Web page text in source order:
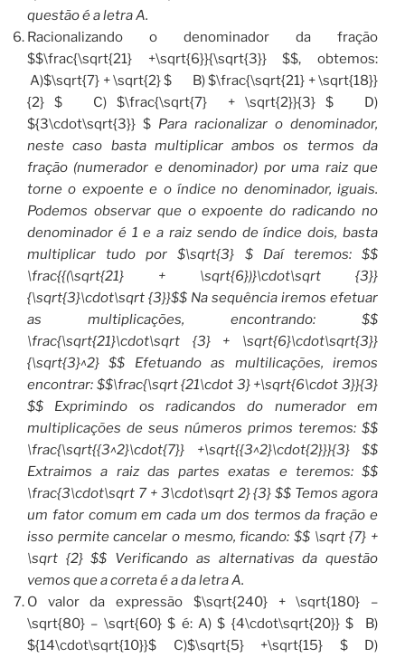
questão é a letra A.
Racionalizando o denominador da fração
$$\frac{\sqrt{21} +\sqrt{6}}{\sqrt{3}} $$, obtemos:
A)$\sqrt{7} + \sqrt{2} $ B) $\frac{\sqrt{21} + \sqrt{18}}
{2} $ C) $\frac{\sqrt{7} + \sqrt{2}}{3} $ D)
${3\cdot\sqrt{3}} $ Para racionalizar o denominador,
neste caso basta multiplicar ambos os termos da
fração (numerador e denominador) por uma raiz que
torne o expoente e o índice no denominador, iguais.
Podemos observar que o expoente do radicando no
denominador é 1 e a raiz sendo de índice dois, basta
multiplicar tudo por $\sqrt{3} $ Daí teremos: $$
\frac{{(\sqrt{21} + \sqrt{6})}\cdot\sqrt {3}}
{\sqrt{3}\cdot\sqrt {3}}$$ Na sequência iremos efetuar
as multiplicações, encontrando: $$
\frac{\sqrt{21}\cdot\sqrt {3} + \sqrt{6}\cdot\sqrt{3}}
{\sqrt{3}^2} $$ Efetuando as multilicações, iremos
encontrar: $$\frac{\sqrt {21\cdot 3} +\sqrt{6\cdot 3}}{3}
$$ Exprimindo os radicandos do numerador em
multiplicações de seus números primos teremos: $$
\frac{\sqrt{{3^2}\cdot{7}} +\sqrt{{3^2}\cdot{2}}}{3} $$
Extraimos a raiz das partes exatas e teremos: $$
\frac{3\cdot\sqrt 7 + 3\cdot\sqrt 2} {3} $$ Temos agora
um fator comum em cada um dos termos da fração e
isso permite cancelar o mesmo, ficando: $$ \sqrt {7} +
\sqrt {2} $$ Verificando as alternativas da questão
vemos que a correta é a da letra A.
O valor da expressão $\sqrt{240} + \sqrt{180} –
\sqrt{80} – \sqrt{60} $ é: A) $ {4\cdot\sqrt{20}} $ B)
${14\cdot\sqrt{10}}$ C)$\sqrt{5} +\sqrt{15} $ D)